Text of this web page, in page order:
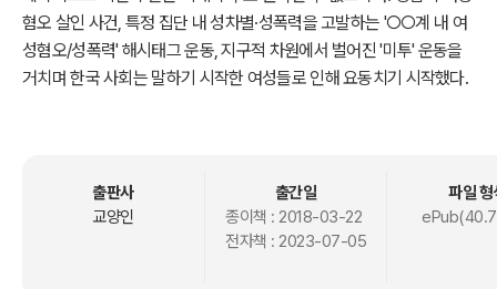
혐오 살인 사건, 특정 집단 내 성차별·성폭력을 고발하는 '○○계 내 여
성혐오/성폭력' 해시태그 운동, 지구적 차원에서 벌어진 '미투' 운동을
거치며 한국 사회는 말하기 시작한 여성들로 인해 요동치기 시작했다.
결한' 피해자임을 입증해야 한다. 일반적인 폭력 사건과 달리 유독 성폭
력 사건에서만 피해와 가해라는 말이 쉽게 제자리를 찾지 못한다.
출판사
교양인
출간일
종이책 : 2018-03-22
전자책 : 2023-07-05
파일 형